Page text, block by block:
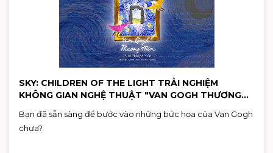
SKY: CHILDREN OF THE LIGHT TRẢI NGHIỆM
KHÔNG GIAN NGHỆ THUẬT "VAN GOGH THƯƠNG
Bạn đã sẵn sàng để bước vào những bức họa của Van Gogh
chưa?